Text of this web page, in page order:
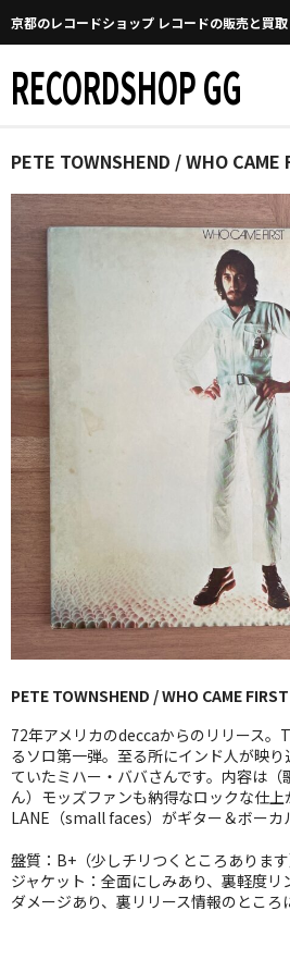
京都のレコードショップ レコードの販売と買取
RECORDSHOP GG
Home
マイページ
Categories
New Arrivals
新譜
GG RECORD （当店のレーベル）
全商品
JAZZ-US
BLUE NOTE
JAZZ-EU
JAZZ-JP
JAZZ-VOCAL
ROCK
PETE TOWNSHEND / WHO CAME
PETE TOWNSHEND / WHO CAME
72年アメリカのdeccaからのリリース。
るソロ第一弾。至る所にインド人が映
ていたミハー・ババさんです。内容は
ん）モッズファンも納得なロックな仕
LANE（small faces）がギター＆ボーカ
盤質：B+（少しチリつくところあります
ジャケット：全面にしみあり、裏軽度
ダメージあり、裏リリース情報のところ